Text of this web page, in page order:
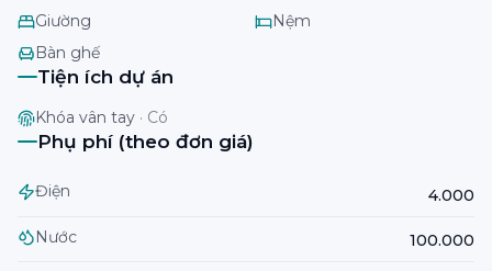
Giường
Nệm
Bàn ghế
Tiện ích dự án
Khóa vân tay · Có
Phụ phí (theo đơn giá)
Điện 4.000
Nước 100.000